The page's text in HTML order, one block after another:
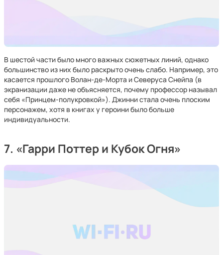
В шестой части было много важных сюжетных линий, однако
большинство из них было раскрыто очень слабо. Например, это
касается прошлого Волан-де-Морта и Северуса Снейпа (в
экранизации даже не объясняется, почему профессор называл
себя «Принцем-полукровкой»). Джинни стала очень плоским
персонажем, хотя в книгах у героини было больше
индивидуальности.
7. «Гарри Поттер и Кубок Огня»